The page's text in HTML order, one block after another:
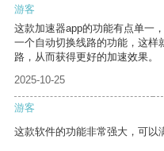
游客
这款加速器app的功能有点单一
一个自动切换线路的功能，这样
路，从而获得更好的加速效果。
2025-10-25
游客
这款软件的功能非常强大，可以